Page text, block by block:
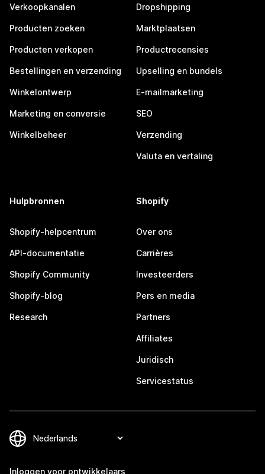
Verkoopkanalen
Producten zoeken
Producten verkopen
Bestellingen en verzending
Winkelontwerp
Marketing en conversie
Winkelbeheer
Dropshipping
Marktplaatsen
Productrecensies
Upselling en bundels
E-mailmarketing
SEO
Verzending
Valuta en vertaling
Hulpbronnen
Shopify-helpcentrum
API-documentatie
Shopify Community
Shopify-blog
Research
Shopify
Over ons
Carrières
Investeerders
Pers en media
Partners
Affiliates
Juridisch
Servicestatus
Inloggen voor ontwikkelaars